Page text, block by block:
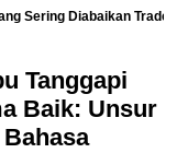
Sering Diabaikan
Tanggapi
Baik: Unsur